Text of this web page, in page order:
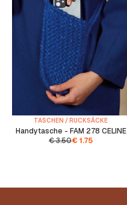
TASCHEN / RUCKSÄCKE
Handytasche - FAM 278 CELINE
€3.50€ 1.75